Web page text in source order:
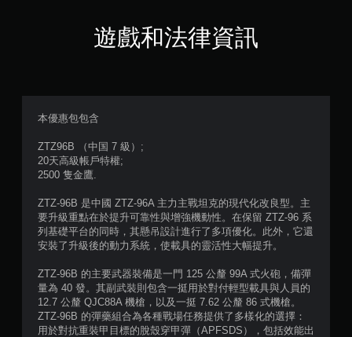
共
4
則
評
分
遊戲和法律資訊
本優惠包包含
ZTZ96B （中国 7 級）;
20天高級帳戶特權;
2500 隻金鷹.
ZTZ-96B 是中國 ZTZ-96A 主力主戰坦克的現代化改良型。主
要升級重點在於提升可靠性與增強機動性。在保留 ZTZ-96 系
列基礎平台的同時，其懸吊設計進行了多項優化。此外，它還
安裝了升級後的動力系統，使載具的靈活性大幅提升。
ZTZ-96B 的主要武器裝備是一門 125 公釐 99A 式火砲，備彈
量為 40 發。其副武裝則包含一挺用於對付輕型載具與人員的
12.7 公釐 QJC88A 機槍，以及一挺 7.62 公釐 86 式機槍。
ZTZ-96B 的彈藥組合為各種戰場任務提供了多樣化的選擇：
用於對抗重裝甲目標的脫殼穿甲彈（APFSDS），包括效能出